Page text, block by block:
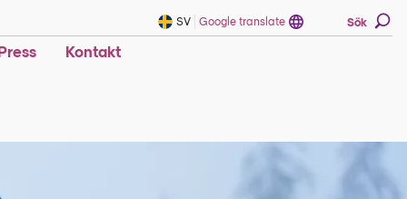
SV Google translate Sök
Kontakt